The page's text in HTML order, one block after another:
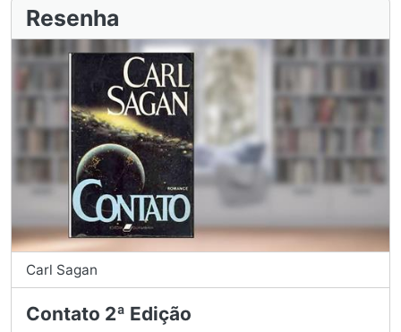
Resenha
Carl Sagan
Contato 2ª Edição